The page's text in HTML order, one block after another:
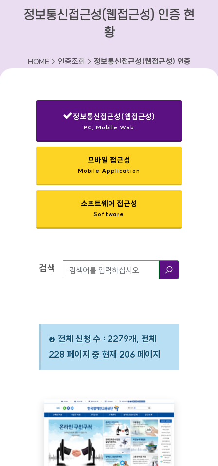
정보통신접근성(웹접근성) 인증 현
황
HOME > 인증조회 > 정보통신접근성(웹접근성) 인증
정보통신접근성(웹접근성)
PC, Mobile Web
모바일 접근성
Mobile Application
소프트웨어 접근성
Software
검색옵션
검색
전체 신청 수 : 2279개, 전체
228 페이지 중 현재 206 페이지